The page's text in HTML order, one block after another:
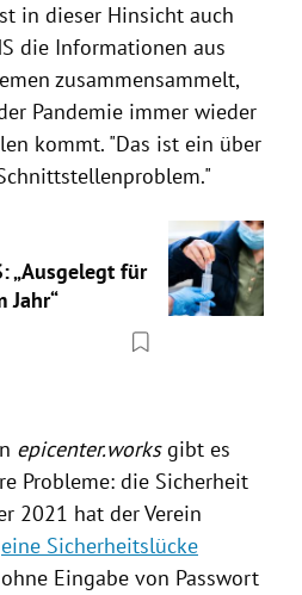
in dieser Hinsicht auch
die Informationen aus
zusammensammelt,
Pandemie immer wieder
kommt. "Das ist ein über
„Ausgelegt für
Jahr“
epicenter.worksgibt es
Probleme: die Sicherheit
2021 hat der Verein
eine Sicherheitslücke
Eingabe von Passwort